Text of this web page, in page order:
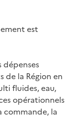
est
dépenses
de la Région en
fluides, eau,
opérationnels
commande, la